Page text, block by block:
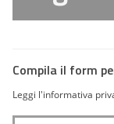
Compila il form
Leggi l'informativa